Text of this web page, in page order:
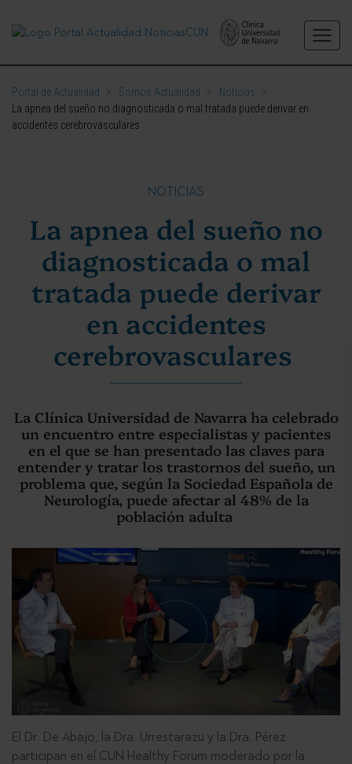
Portal de Actualidad > Somos Actualidad > Noticias
>
La apnea del sueño no diagnosticada o mal tratada puede derivar en
accidentes cerebrovasculares
NOTICIAS
La apnea del sueño no
diagnosticada o mal
tratada puede derivar
en accidentes
cerebrovasculares
La Clínica Universidad de Navarra ha celebrado
un encuentro entre especialistas y pacientes
en el que se han presentado las claves para
entender y tratar los trastornos del sueño, un
problema que, según la Sociedad Española de
Neurología, puede afectar al 48% de la
población adulta
El Dr. De Abajo, la Dra. Urrestarazu y la Dra. Pérez
participan en el CUN Healthy Forum moderado por la